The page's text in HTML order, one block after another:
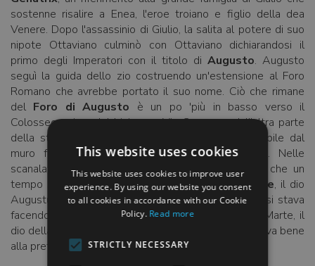
sostenne risalire a Enea, l'eroe troiano e figlio della dea
Venere. Dopo l'assassinio di Giulio, la salita al potere di suo
nipote Ottaviano culminò con Ottaviano dichiarandosi il
primo degli Imperatori con il titolo di Augusto. Augusto
seguì la guida dello zio costruendo un'estensione al Foro
Romano che avrebbe portato il suo nome. Ciò che rimane
del Foro di Augusto è un po 'più in basso verso il
Colosseo, prima del bivio con Via Cavour, e dall'altra parte
della strada rispetto al Foro Romano. È identificabile dal
muro fatto di pesanti blocchi verdastri di tufo. Nelle
scanalature del muro forma una forma triangolare che un
tempo sosteneva un frontone delTempio di Marte, il dio
Augustus scelse per il suo foro, ancora una volta si stava
facendo riferimento al filone eroico della famiglia; Marte, il
dio della guerra, era il padre di Romolo, che si adattava bene
alla pretesa di Augusto di essere il "nuovo Romolo".
This website uses cookies
This website uses cookies to improve user
experience. By using our website you consent
to all cookies in accordance with our Cookie
Policy. Read more
STRICTLY NECESSARY